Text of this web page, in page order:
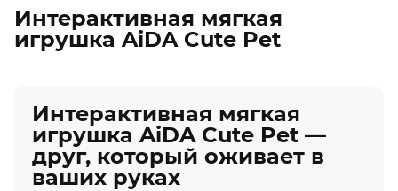
Интерактивная мягкая
игрушка AiDA Cute Pet
Интерактивная мягкая
игрушка AiDA Cute Pet —
друг, который оживает в
ваших руках